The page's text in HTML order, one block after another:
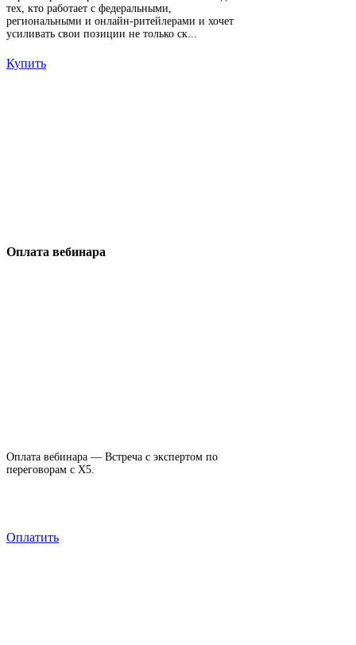
тех, кто работает с федеральными,
региональными и онлайн-ритейлерами и хочет
усиливать свои позиции не только ск...
Купить
Оплата вебинара
Оплата вебинара — Встреча с экспертом по
переговорам с X5.
Оплатить